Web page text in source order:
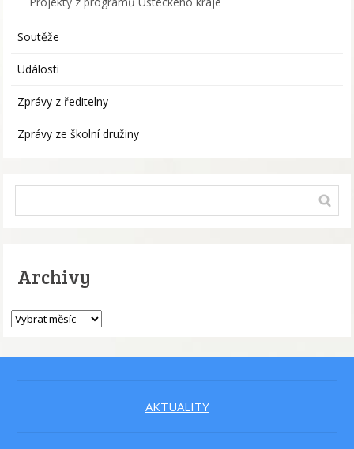
Soutěže
Události
Zprávy z ředitelny
Zprávy ze školní družiny
Archivy
AKTUALITY